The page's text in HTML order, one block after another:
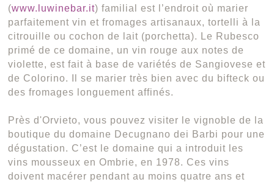
(www.luwinebar.it) familial est l’endroit où marier
parfaitement vin et fromages artisanaux, tortelli à la
citrouille ou cochon de lait (porchetta). Le Rubesco
primé de ce domaine, un vin rouge aux notes de
violette, est fait à base de variétés de Sangiovese et
de Colorino. Il se marier très bien avec du bifteck ou
des fromages longuement affinés.
Près d'Orvieto, vous pouvez visiter le vignoble de la
boutique du domaine Decugnano dei Barbi pour une
dégustation. C’est le domaine qui a introduit les
vins mousseux en Ombrie, en 1978. Ces vins
doivent macérer pendant au moins quatre ans et